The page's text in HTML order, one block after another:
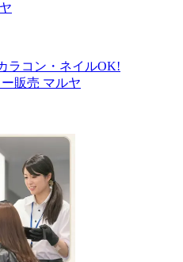
ラコン・ネイルOK!
販売 マルヤ